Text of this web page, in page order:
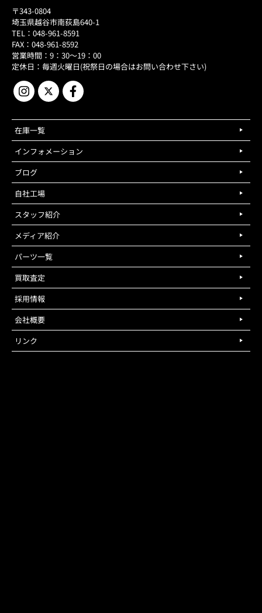
〒343-0804
埼玉県越谷市南荻島640-1
TEL：048-961-8591
FAX：048-961-8592
営業時間：9：30～19：00
定休日：毎週火曜日(祝祭日の場合はお問い合わせ下さい)
在庫一覧
インフォメーション
ブログ
自社工場
スタッフ紹介
メディア紹介
パーツ一覧
買取査定
採用情報
会社概要
リンク